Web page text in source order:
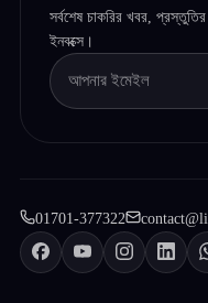
সর্বশেষ চাকরির খবর,
ইনবক্সে।
01701-377322